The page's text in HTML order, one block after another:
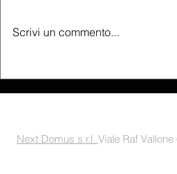
Scrivi un commento...
Next Domus s.r.l. Viale Raf